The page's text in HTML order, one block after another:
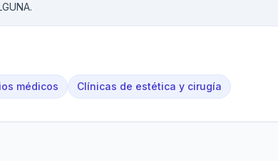
médicos Clínicas de estética y cirugía